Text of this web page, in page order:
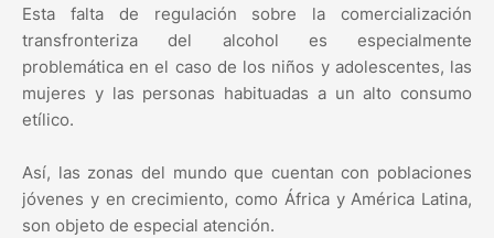
Esta falta de regulación sobre la comercialización
transfronteriza del alcohol es especialmente
problemática en el caso de los niños y adolescentes, las
mujeres y las personas habituadas a un alto consumo
etílico.
Así, las zonas del mundo que cuentan con poblaciones
jóvenes y en crecimiento, como África y América Latina,
son objeto de especial atención.